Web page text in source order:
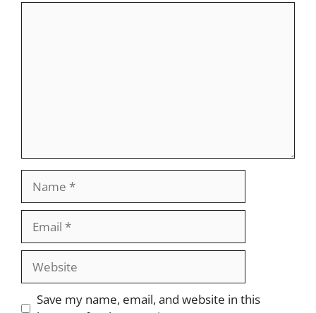
Website
Save my name, email, and website in this